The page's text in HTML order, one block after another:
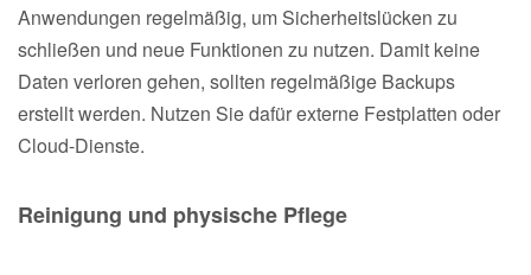
Anwendungen regelmäßig, um Sicherheitslücken zu
schließen und neue Funktionen zu nutzen. Damit keine
Daten verloren gehen, sollten regelmäßige Backups
erstellt werden. Nutzen Sie dafür externe Festplatten oder
Cloud-Dienste.
Reinigung und physische Pflege